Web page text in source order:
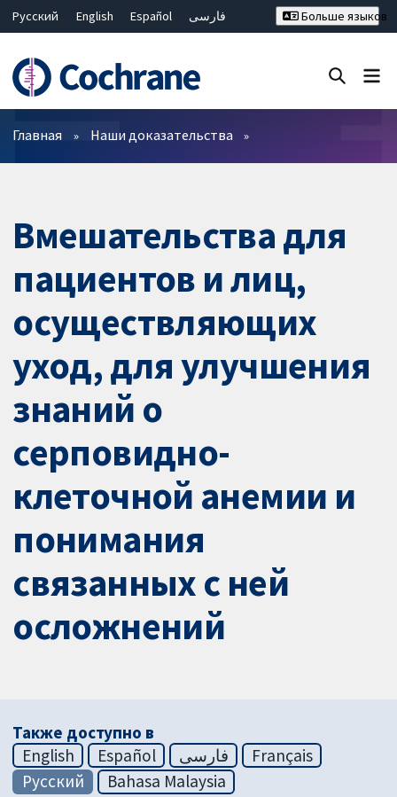
Русский English Español
فارسی
Bahasa Malaysia
ไทย
繁體中文
简体中文
Больше языков
Фильтры
Главная Наши доказательства
Вмешательства для
пациентов и лиц,
осуществляющих
уход, для улучшения
знаний о
серповидно-
клеточной анемии и
понимания
связанных с ней
осложнений
Также доступно в
English
Español فارسی
Français
Русский
Bahasa Malaysia